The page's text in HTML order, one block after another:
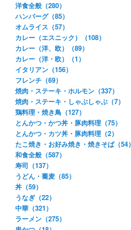
洋食全般（280）
ハンバーグ（85）
オムライス（57）
カレー（エスニック）（108）
カレー（洋、欧）（89）
カレー（洋・欧）（1）
イタリアン（156）
フレンチ（69）
焼肉・ステーキ・ホルモン（337）
焼肉・ステーキ・しゃぶしゃぶ（7）
鶏料理・焼き鳥（127）
とんかつ・かつ丼・豚肉料理（75）
とんかつ・カツ丼・豚肉料理（2）
たこ焼き・お好み焼き・焼きそば（54）
和食全般（587）
寿司（137）
うどん・蕎麦（85）
丼（59）
うなぎ（22）
中華（321）
ラーメン（275）